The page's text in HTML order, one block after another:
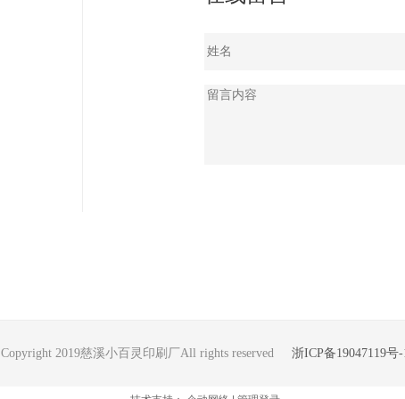
Copyright 2019慈溪小百灵印刷厂All rights reserved 浙ICP备19047119号-